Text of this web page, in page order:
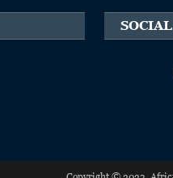
SOCIAL